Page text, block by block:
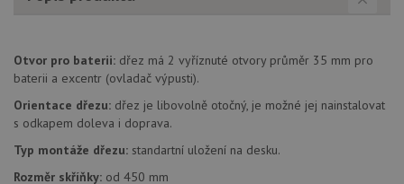
Otvor pro baterii: dřez má 2 vyříznuté otvory průměr 35 mm pro
baterii a excentr (ovladač výpusti).
Orientace dřezu: dřez je libovolně otočný, je možné jej nainstalovat
s odkapem doleva i doprava.
Typ montáže dřezu: standartní uložení na desku.
Rozměr skříňky: od 450 mm
AWSALBCORS
Amazon.com Inc.
1 týden